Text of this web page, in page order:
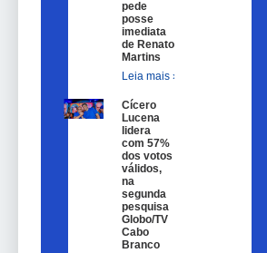
pede
posse
imediata
de Renato
Martins
Leia mais »
Cícero
Lucena
lidera
com 57%
dos votos
válidos,
na
segunda
pesquisa
Globo/TV
Cabo
Branco